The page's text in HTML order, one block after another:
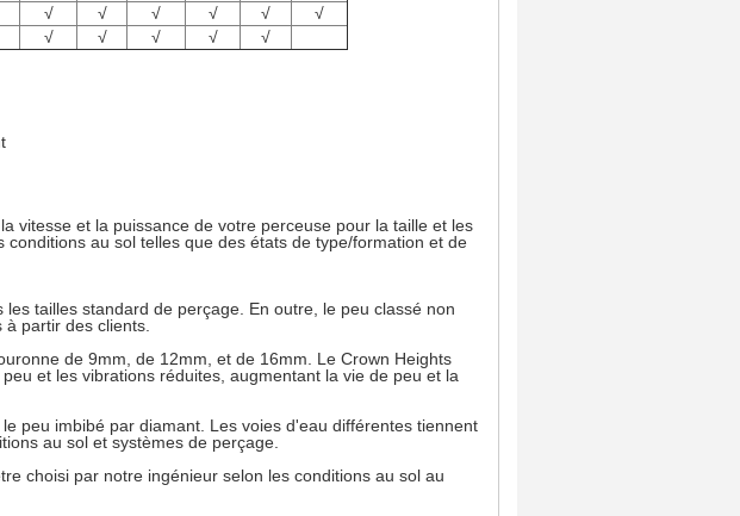
√ √ √ √ √
√
√ √ √ √
√
vitesse et la puissance de votre perceuse pour la taille et les
au sol telles que des états de type/formation et de
tailles standard de perçage. En outre, le peu classé non
partir des clients.
de 9mm, de 12mm, et de 16mm. Le Crown Heights
et les vibrations réduites, augmentant la vie de peu et la
peu imbibé par diamant. Les voies d'eau différentes tiennent
au sol et systèmes de perçage.
choisi par notre ingénieur selon les conditions au sol au